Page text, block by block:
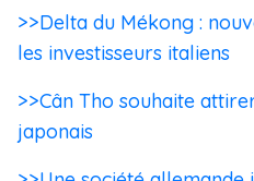
>>Delta du Mékong :
les investisseurs italiens
>>Cân Tho souhaite
japonais